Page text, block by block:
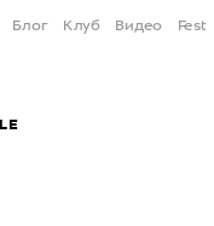
Блог Клуб Видео Fest